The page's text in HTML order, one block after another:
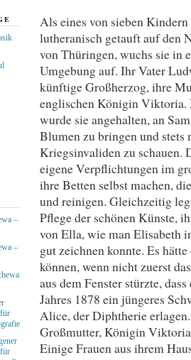
Als eines von sieben
lutheranisch getauft auf den
von Thüringen, wuchs sie in
Umgebung auf. Ihr Vater
künftige Großherzog, ihre
englischen Königin
wurde sie angehalten, an
Blumen zu bringen und stets
Kriegsinvaliden zu schauen.
eigene Verpflichtungen im
ihre Betten selbst machen,
und reinigen. Gleichzeitig
Pflege der schönen Künste,
von Ella, wie man Elisabeth
gut zeichnen konnte. Es
können, wenn nicht zuerst
aus dem Fenster stürzte,
Jahres 1878 ein jüngeres
Alice, der Diphtherie
Großmutter, Königin
Einige Frauen aus ihrem
–
–